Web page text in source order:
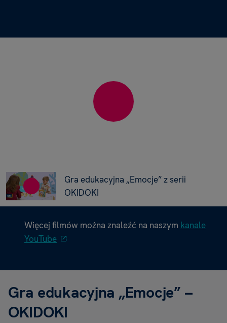
Gra edukacyjna „Emocje” z serii
OKIDOKI
Więcej filmów można znaleźć na naszym kanale
YouTube
Gra edukacyjna „Emocje” –
OKIDOKI